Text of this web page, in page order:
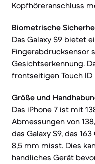
Kopfhöreranschluss
Biometrische
Das Galaxy S9 bietet
Fingerabdrucksensor
Gesichtserkennung.
frontseitigen Touch
Größe und
Das iPhone 7 ist mit
Abmessungen von
das Galaxy S9, das
8,5 mm misst. Dies
handliches Gerät